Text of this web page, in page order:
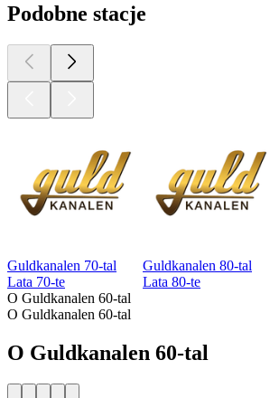
Podobne stacje
Guldkanalen 70-tal
Lata 70-te
Guldkanalen 80-tal
Lata 80-te
O Guldkanalen 60-tal
O Guldkanalen 60-tal
O Guldkanalen 60-tal